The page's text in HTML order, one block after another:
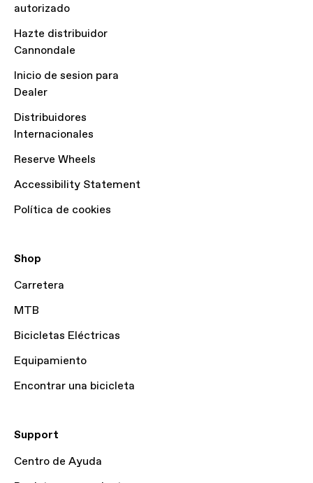
autorizado
Hazte distribuidor
Cannondale
Inicio de sesion para
Dealer
Distribuidores
Internacionales
Reserve Wheels
Accessibility Statement
Política de cookies
Shop
Carretera
MTB
Bicicletas Eléctricas
Equipamiento
Encontrar una bicicleta
Support
Centro de Ayuda